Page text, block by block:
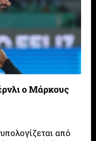
ο Μάρκους
από